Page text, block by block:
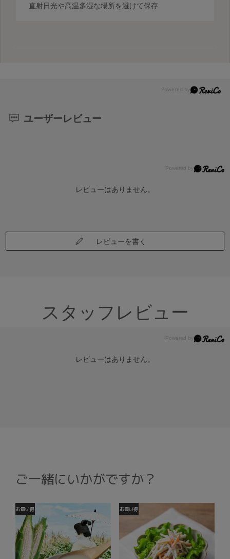
直射日光や高温多湿な場所を避けて保存
ユーザーレビュー
レビューはありません。
レビューを書く
スタッフレビュー
レビューはありません。
ご一緒にいかがですか？